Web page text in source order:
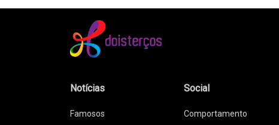
Notícias
Famosos
Social
Comportamento